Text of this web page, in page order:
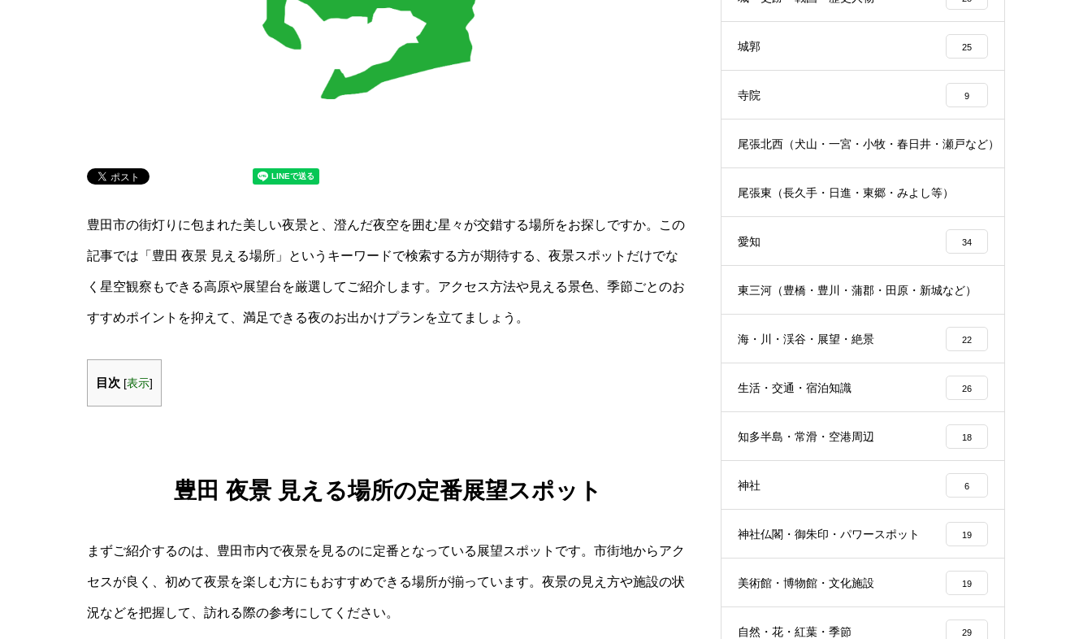
豊田市の街灯りに包まれた美しい夜景と、澄んだ夜空を囲む星々が交錯する場所をお探しですか。この
記事では「豊田 夜景 見える場所」というキーワードで検索する方が期待する、夜景スポットだけでな
く星空観察もできる高原や展望台を厳選してご紹介します。アクセス方法や見える景色、季節ごとのお
すすめポイントを抑えて、満足できる夜のお出かけプランを立てましょう。
目次 [表示]
豊田 夜景 見える場所の定番展望スポット
まずご紹介するのは、豊田市内で夜景を見るのに定番となっている展望スポットです。市街地からアク
セスが良く、初めて夜景を楽しむ方にもおすすめできる場所が揃っています。夜景の見え方や施設の状
況などを把握して、訪れる際の参考にしてください。
城郭 25
寺院 9
尾張北西（犬山・一宮・小牧・春日井・瀬戸など）
尾張東（長久手・日進・東郷・みよし等）
愛知 34
東三河（豊橋・豊川・蒲郡・田原・新城など）
海・川・渓谷・展望・絶景 22
生活・交通・宿泊知識 26
知多半島・常滑・空港周辺 18
神社 6
神社仏閣・御朱印・パワースポット 19
美術館・博物館・文化施設 19
自然・花・紅葉・季節 29